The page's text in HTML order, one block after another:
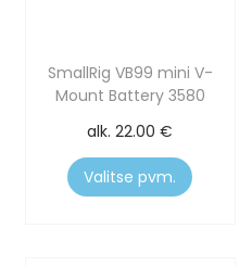
SmallRig VB99 mini V-
Mount Battery 3580
alk.22.00€
Valitse pvm.